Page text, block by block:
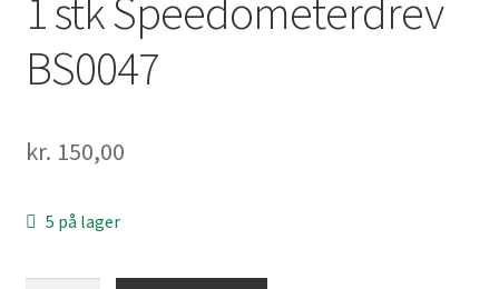
1 stk Speedometerdrev
BS0047
kr. 150,00
5 på lager